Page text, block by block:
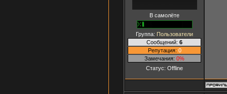
В самолёте
Группа: Пользователи
Сообщений: 6
Репутация: 0
Замечания: 0%
Статус: Offline